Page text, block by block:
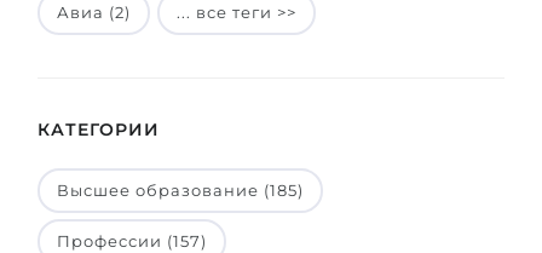
Авиа (2) ... все теги >>
КАТЕГОРИИ
Высшее образование (185)
Профессии (157)